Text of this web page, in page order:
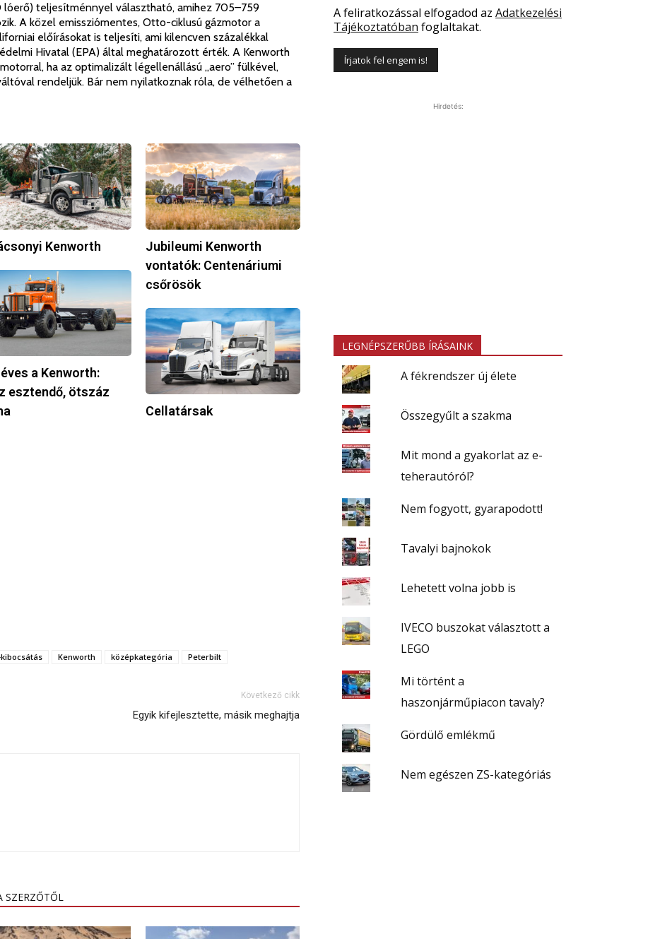
teljesítménnyel választható, amihez 705–759
A közel emissziómentes, Otto-ciklusú gázmotor a
előírásokat is teljesíti, ami kilencven százalékkal
Hivatal (EPA) által meghatározott érték. A Kenworth
ha az optimalizált légellenállású „aero” fülkével,
rendeljük. Bár nem nyilatkoznak róla, de vélhetően a
Kenworth
Jubileumi
Kenworth
vontatók:
Centenáriumi
csőrösök
Jubileumi Kenworth
vontatók: Centenáriumi
csőrösök
a Kenworth:
esztendő, ötszáz
Cellatársak
Cellatársak
Kenworth középkategória Peterbilt
Következő cikk
Egyik kifejlesztette, másik meghajtja
SZERZŐTŐL
A feliratkozással elfogadod az Adatkezelési
Tájékoztatóban foglaltakat.
Hirdetés:
LEGNÉPSZERŰBB ÍRÁSAINK
A fékrendszer új élete
Összegyűlt a szakma
Mit mond a gyakorlat az e-
teherautóról?
Nem fogyott, gyarapodott!
Tavalyi bajnokok
Lehetett volna jobb is
IVECO buszokat választott a
LEGO
Mi történt a
haszonjárműpiacon tavaly?
Gördülő emlékmű
Nem egészen ZS-kategóriás